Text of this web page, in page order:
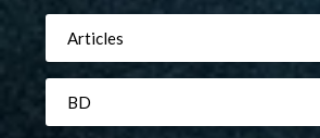
Articles
BD